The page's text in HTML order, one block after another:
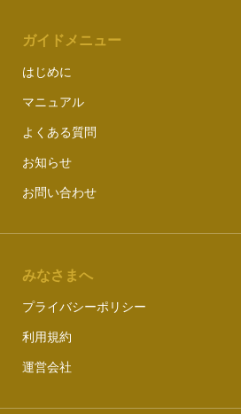
ガイドメニュー
はじめに
マニュアル
よくある質問
お知らせ
お問い合わせ
みなさまへ
プライバシーポリシー
利用規約
運営会社